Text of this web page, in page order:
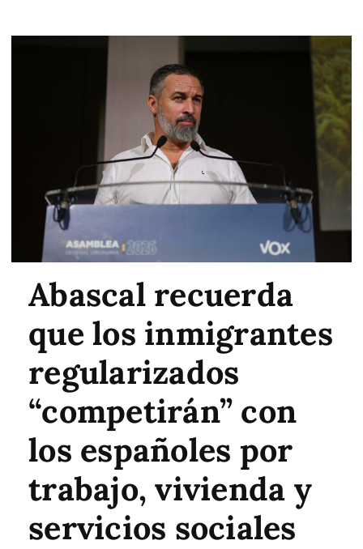
Abascal recuerda
que los inmigrantes
regularizados
“competirán” con
los españoles por
trabajo, vivienda y
servicios sociales